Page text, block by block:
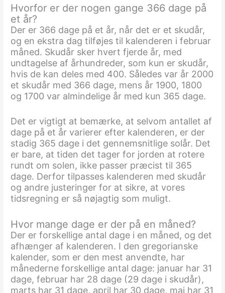
Hvorfor er der nogen gange 366 dage på
et år?
Der er 366 dage på et år, når det er et skudår,
og en ekstra dag tilføjes til kalenderen i februar
måned. Skudår sker hvert fjerde år, med
undtagelse af århundreder, som kun er skudår,
hvis de kan deles med 400. Således var år 2000
et skudår med 366 dage, mens år 1900, 1800
og 1700 var almindelige år med kun 365 dage.
Det er vigtigt at bemærke, at selvom antallet af
dage på et år varierer efter kalenderen, er der
stadig 365 dage i det gennemsnitlige solår. Det
er bare, at tiden det tager for jorden at rotere
rundt om solen, ikke passer præcist til 365
dage. Derfor tilpasses kalenderen med skudår
og andre justeringer for at sikre, at vores
tidsregning er så nøjagtig som muligt.
Hvor mange dage er der på en måned?
Der er forskellige antal dage i en måned, og det
afhænger af kalenderen. I den gregorianske
kalender, som er den mest anvendte, har
månederne forskellige antal dage: januar har 31
dage, februar har 28 dage (29 dage i skudår),
marts har 31 dage, april har 30 dage, maj har 31